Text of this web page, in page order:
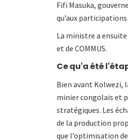
Fifi Masuka,
qu’aux
La ministre a ensuite
et de COMMUS.
Ce qu'a été
Bien avant Kolwezi,
minier congolais et
stratégiques. Les
de la production
que l’optimisation